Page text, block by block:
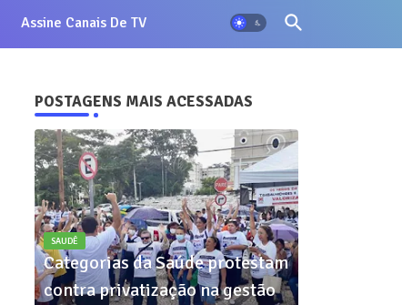
Assine Canais De TV
POSTAGENS MAIS ACESSADAS
SAUDÊ
Categorias da Saúde protestam
contra privatização na gestão